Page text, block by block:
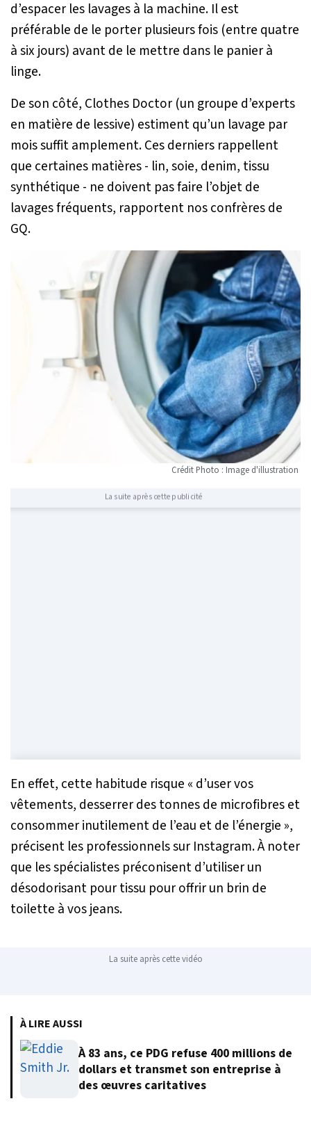
d’espacer les lavages à la machine. Il est
préférable de le porter plusieurs fois (entre quatre
à six jours) avant de le mettre dans le panier à
linge.
De son côté, Clothes Doctor (un groupe d’experts
en matière de lessive) estiment qu’un lavage par
mois suffit amplement. Ces derniers rappellent
que certaines matières - lin, soie, denim, tissu
synthétique - ne doivent pas faire l’objet de
lavages fréquents, rapportent nos confrères de
GQ.
Crédit Photo : Image d'illustration
La suite après cette publicité
En effet, cette habitude risque « d’user vos
vêtements, desserrer des tonnes de microfibres et
consommer inutilement de l’eau et de l’énergie »,
précisent les professionnels sur Instagram. À noter
que les spécialistes préconisent d’utiliser un
désodorisant pour tissu pour offrir un brin de
toilette à vos jeans.
La suite après cette vidéo
À LIRE AUSSI
À 83 ans, ce PDG refuse 400 millions de
dollars et transmet son entreprise à
des œuvres caritatives